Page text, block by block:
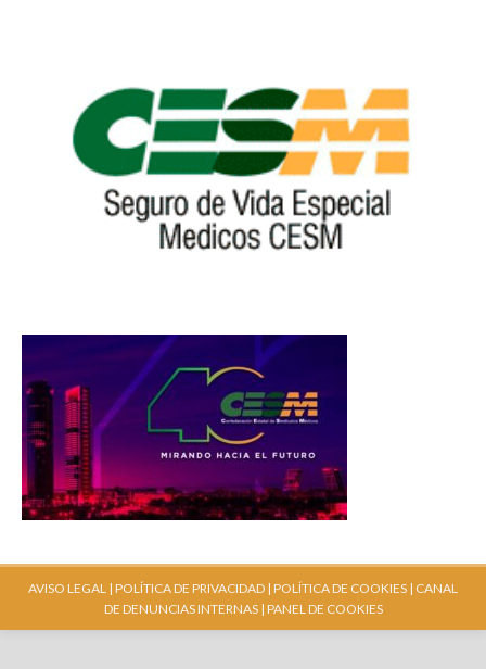
AVISO LEGAL | POLÍTICA DE PRIVACIDAD | POLÍTICA DE COOKIES | CANAL
DE DENUNCIAS INTERNAS| PANEL DE COOKIES